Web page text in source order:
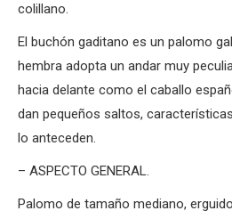
colillano.
El buchón gaditano es un palomo
hembra adopta un andar muy
hacia delante como el caballo
dan pequeños saltos,
lo anteceden.
– ASPECTO GENERAL.
Palomo de tamaño mediano,